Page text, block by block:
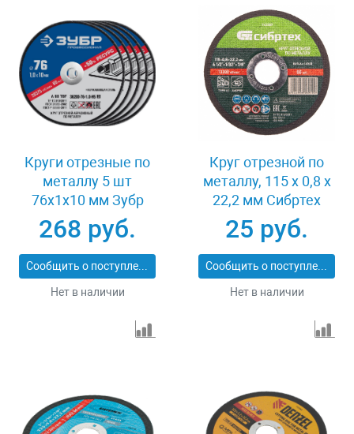
Круги отрезные по
металлу 5 шт
76x1x10 мм Зубр
36200-76-1.0-H5_z03
268 руб.
Сообщить о поступлении
Нет в наличии
Круг отрезной по
металлу, 115 х 0,8 х
22,2 мм Сибртех
743307
25 руб.
Сообщить о поступлении
Нет в наличии